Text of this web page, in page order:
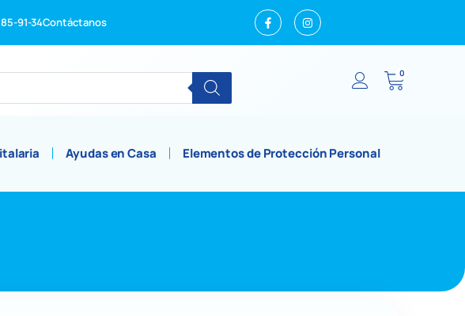
91-34Contáctanos
0
Ayudas en Casa Elementos de Protección Personal